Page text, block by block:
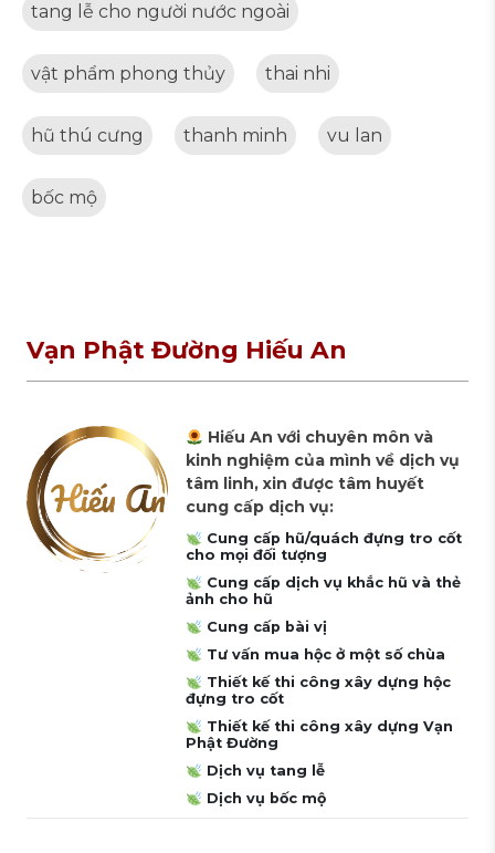
tang lễ cho người nước ngoài
vật phẩm phong thủy thai nhi
hũ thú cưng thanh minh vu lan
bốc mộ
Vạn Phật Đường Hiếu An
Hiếu An với chuyên môn và
kinh nghiệm của mình về dịch vụ
tâm linh, xin được tâm huyết
cung cấp dịch vụ:
Cung cấp hũ/quách đựng tro cốt
cho mọi đối tượng
Cung cấp dịch vụ khắc hũ và thẻ
ảnh cho hũ
Cung cấp bài vị
Tư vấn mua hộc ở một số chùa
Thiết kế thi công xây dựng hộc
đựng tro cốt
Thiết kế thi công xây dựng Vạn
Phật Đường
Dịch vụ tang lễ
Dịch vụ bốc mộ